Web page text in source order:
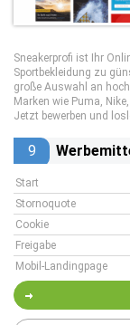
Sneakerprofi ist Ihr
Sportbekleidung zu
große Auswahl an
Marken wie Puma,
Jetzt bewerben und
9
Start
Stornoquote
Cookie
Freigabe
Mobil-Landingpage